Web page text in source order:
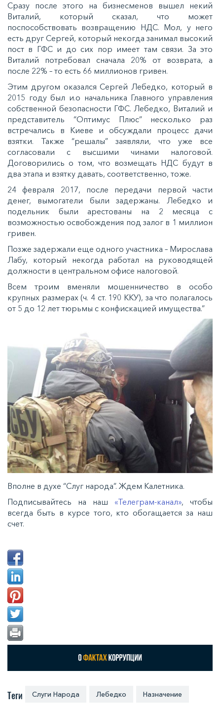
Сразу после этого на бизнесменов вышел некий
Виталий, который сказал, что может
поспособствовать возвращению НДС. Мол, у него
есть друг Сергей, который некогда занимал высокий
пост в ГФС и до сих пор имеет там связи. За это
Виталий потребовал сначала 20% от возврата, а
после 22% – то есть 66 миллионов гривен.
Этим другом оказался Сергей Лебедко, который в
2015 году был и.о начальника Главного управления
собственной безопасности ГФС. Лебедко, Виталий и
представитель “Оптимус Плюс” несколько раз
встречались в Киеве и обсуждали процесс дачи
взятки. Также “решалы” заявляли, что уже все
согласовали с высшими чинами налоговой.
Договорились о том, что возмещать НДС будут в
два этапа и взятку давать, соответственно, тоже.
24 февраля 2017, после передачи первой части
денег, вымогатели были задержаны. Лебедко и
подельник были арестованы на 2 месяца с
возможностью освобождения под залог в 1 миллион
гривен.
Позже задержали еще одного участника – Мирослава
Лабу, который некогда работал на руководящей
должности в центральном офисе налоговой.
Всем троим вменяли мошенничество в особо
крупных размерах (ч. 4 ст. 190 ККУ), за что полагалось
от 5 до 12 лет тюрьмы с конфискацией имущества.”
Вполне в духе “Слуг народа”. Ждем Калетника.
Подписывайтесь на наш «Телеграм-канал», чтобы
всегда быть в курсе того, кто обогащается за наш
счет.
Теги Слуги Народа Лебедко Назначение